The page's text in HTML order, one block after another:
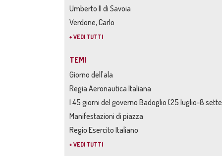
Umberto II di Savoia
Verdone, Carlo
+ VEDI TUTTI
TEMI
Giorno dell'ala
Regia Aeronautica Italiana
I 45 giorni del governo Badoglio (25 luglio-8
Manifestazioni di piazza
Regio Esercito Italiano
+ VEDI TUTTI